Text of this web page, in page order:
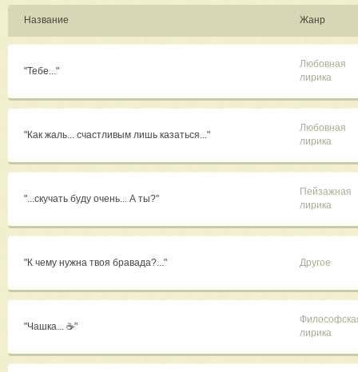
Название Жанр
"Тебе..."
Любовная
лирика
"Как жаль... счастливым лишь казаться..."
Любовная
лирика
"...скучать буду очень... А ты?"
Пейзажная
лирика
"К чему нужна твоя бравада?..." Другое
"Чашка... ☕"
лирика